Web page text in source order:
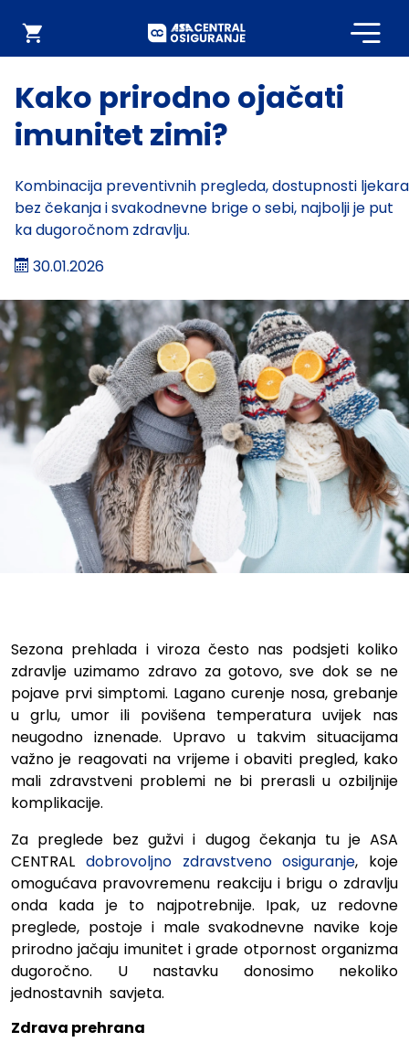
Webshop
Kako prirodno ojačati
imunitet zimi?
Kombinacija preventivnih pregleda, dostupnosti ljekara
bez čekanja i svakodnevne brige o sebi, najbolji je put
ka dugoročnom zdravlju.
30.01.2026
Kako prirodno ojačati
Sezona prehlada i viroza često nas podsjeti koliko
zdravlje uzimamo zdravo za gotovo, sve dok se ne
pojave prvi simptomi. Lagano curenje nosa, grebanje
u grlu, umor ili povišena temperatura uvijek nas
neugodno iznenade. Upravo u takvim situacijama
važno je reagovati na vrijeme i obaviti pregled, kako
mali zdravstveni problemi ne bi prerasli u ozbiljnije
komplikacije.
Za preglede bez gužvi i dugog čekanja tu je ASA
CENTRAL dobrovoljno zdravstveno osiguranje, koje
omogućava pravovremenu reakciju i brigu o zdravlju
onda kada je to najpotrebnije. Ipak, uz redovne
preglede, postoje i male svakodnevne navike koje
prirodno jačaju imunitet i grade otpornost organizma
dugoročno. U nastavku donosimo nekoliko
jednostavnih savjeta.
Zdrava prehrana